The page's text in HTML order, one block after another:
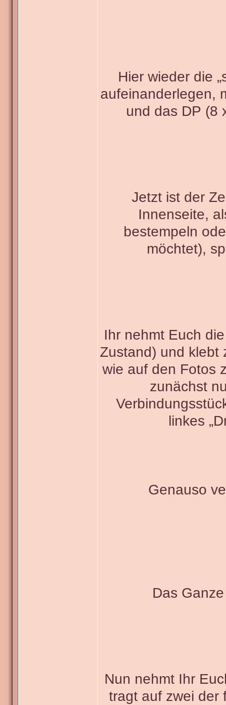
Hier wieder die
aufeinanderlegen,
und das DP (8
Jetzt ist der
Innenseite,
bestempeln
möchtet),
Ihr nehmt Euch
Zustand) und klebt
wie auf den Fotos
zunächst
linkes
Genauso
Das
Nun nehmt Ihr
tragt auf zwei der